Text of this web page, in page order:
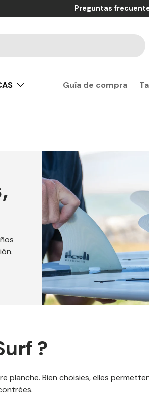
Preguntas
Guía de compra
?
planche. Bien choisies, elles